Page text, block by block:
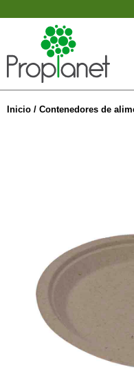
Inicio / Contenedores de